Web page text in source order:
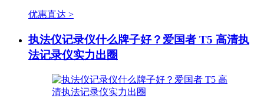
优惠直达 >
执法仪记录仪什么牌子好？爱国者 T5 高清执
法记录仪实力出圈